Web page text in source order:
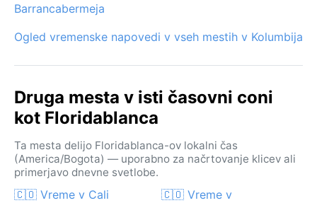
Barrancabermeja
Ogled vremenske napovedi v vseh mestih v Kolumbija
Druga mesta v isti časovni coni
kot Floridablanca
Ta mesta delijo Floridablanca-ov lokalni čas
(America/Bogota) — uporabno za načrtovanje klicev ali
primerjavo dnevne svetlobe.
🇨🇴 Vreme v Cali
🇨🇴 Vreme v